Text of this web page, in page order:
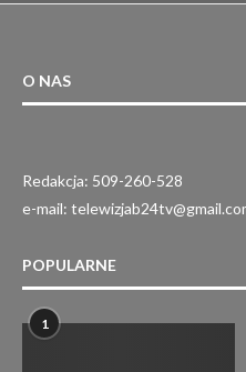
O NAS
Redakcja: 509-260-528
e-mail:
POPULARNE
1